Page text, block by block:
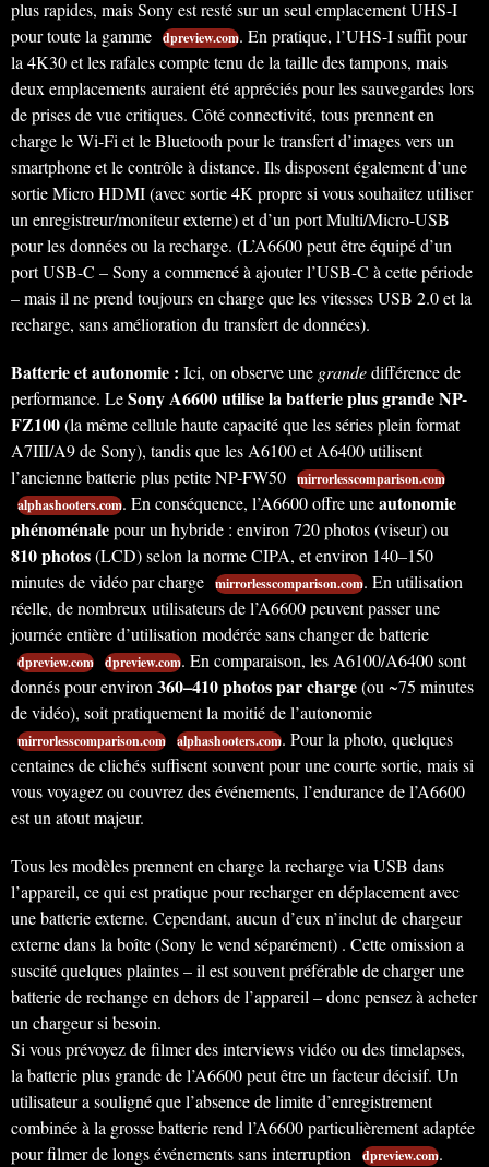
plus rapides, mais Sony est resté sur un seul emplacement UHS-I
pour toute la gamme dpreview.com. En pratique, l’UHS-I suffit pour
la 4K30 et les rafales compte tenu de la taille des tampons, mais
deux emplacements auraient été appréciés pour les sauvegardes lors
de prises de vue critiques. Côté connectivité, tous prennent en
charge le Wi-Fi et le Bluetooth pour le transfert d’images vers un
smartphone et le contrôle à distance. Ils disposent également d’une
sortie Micro HDMI (avec sortie 4K propre si vous souhaitez utiliser
un enregistreur/moniteur externe) et d’un port Multi/Micro-USB
pour les données ou la recharge. (L’A6600 peut être équipé d’un
port USB-C – Sony a commencé à ajouter l’USB-C à cette période
– mais il ne prend toujours en charge que les vitesses USB 2.0 et la
recharge, sans amélioration du transfert de données).
Batterie et autonomie : Ici, on observe une grandedifférence de
performance. LeSony A6600 utilise la batterie plus grande NP-
FZ100(la même cellule haute capacité que les séries plein format
A7III/A9 de Sony), tandis que les A6100 et A6400 utilisent
l’ancienne batterie plus petite NP-FW50 mirrorlesscomparison.com
alphashooters.com. En conséquence, l’A6600 offre uneautonomie
phénoménalepour un hybride : environ 720 photos (viseur) ou
810 photos(LCD) selon la norme CIPA, et environ 140–150
minutes de vidéo par charge mirrorlesscomparison.com. En utilisation
réelle, de nombreux utilisateurs de l’A6600 peuvent passer une
journée entière d’utilisation modérée sans changer de batterie
dpreview.com dpreview.com. En comparaison, les A6100/A6400 sont
donnés pour environ360–410 photos par charge(ou ~75 minutes
de vidéo), soit pratiquement la moitié de l’autonomie
mirrorlesscomparison.com alphashooters.com. Pour la photo, quelques
centaines de clichés suffisent souvent pour une courte sortie, mais si
vous voyagez ou couvrez des événements, l’endurance de l’A6600
est un atout majeur.
Tous les modèles prennent en charge la recharge via USB dans
l’appareil, ce qui est pratique pour recharger en déplacement avec
une batterie externe. Cependant, aucun d’eux n’inclut de chargeur
externe dans la boîte (Sony le vend séparément) . Cette omission a
suscité quelques plaintes – il est souvent préférable de charger une
batterie de rechange en dehors de l’appareil – donc pensez à acheter
un chargeur si besoin.
Si vous prévoyez de filmer des interviews vidéo ou des timelapses,
la batterie plus grande de l’A6600 peut être un facteur décisif. Un
utilisateur a souligné que l’absence de limite d’enregistrement
combinée à la grosse batterie rend l’A6600 particulièrement adaptée
pour filmer de longs événements sans interruption dpreview.com.